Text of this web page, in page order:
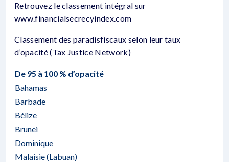
Retrouvez le classement intégral sur
www.financialsecrecyindex.com
Classement des paradisfiscaux selon leur taux
d’opacité (Tax Justice Network)
De 95 à 100 % d’opacité
Bahamas
Barbade
Bélize
Brunei
Dominique
Malaisie (Labuan)